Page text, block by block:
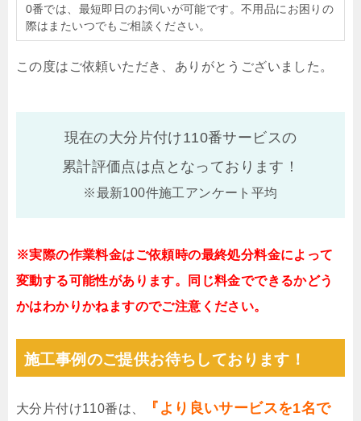
0番では、最短即日のお伺いが可能です。不用品にお困りの
際はまたいつでもご相談ください。
この度はご依頼いただき、ありがとうございました。
現在の大分片付け110番サービスの
累計評価点は点となっております！
※最新100件施工アンケート平均
※実際の作業料金はご依頼時の最終処分料金によって
変動する可能性があります。同じ料金でできるかどう
かはわかりかねますのでご注意ください。
施工事例のご提供お待ちしております！
大分片付け110番は、
『より良いサービスを1名で